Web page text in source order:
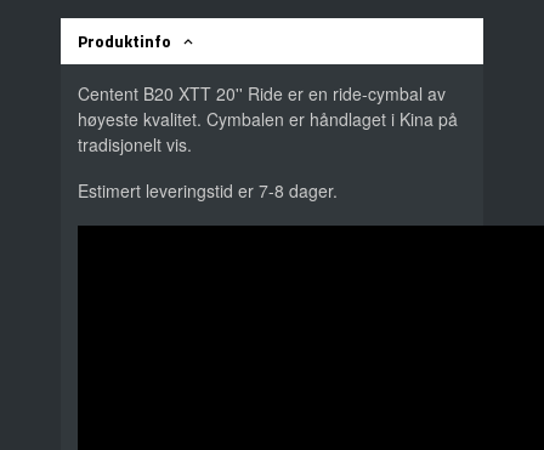
Produktinfo
Centent B20 XTT 20'' Ride er en ride-cymbal av
høyeste kvalitet. Cymbalen er håndlaget i Kina på
tradisjonelt vis.
Estimert leveringstid er 7-8 dager.